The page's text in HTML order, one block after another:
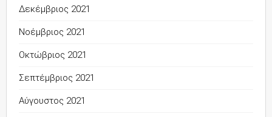
Δεκέμβριος 2021
Νοέμβριος 2021
Οκτώβριος 2021
Σεπτέμβριος 2021
Αύγουστος 2021